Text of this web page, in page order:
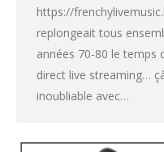
https://
replongeait tous
années 70-80 le temps
direct live streaming…
inoubliable avec…